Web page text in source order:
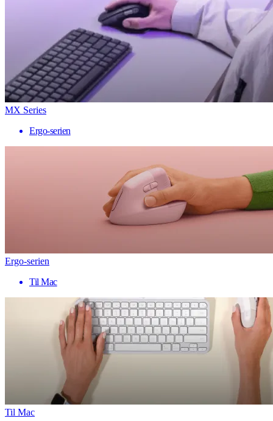
MX Series
Ergo-serien
Ergo-serien
Til Mac
Til Mac